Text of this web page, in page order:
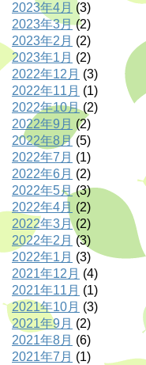
2023年4月 (3)
2023年3月(2)
2023年2月 (2)
2023年1月 (2)
2022年12月 (3)
2022年11月 (1)
2022年10月(2)
2022年9月 (2)
2022年8月(5)
2022年7月 (1)
2022年6月 (2)
2022年5月(3)
2022年4月 (2)
2022年3月 (2)
2022年2月 (3)
2022年1月 (3)
2021年12月 (4)
2021年11月 (1)
2021年10月 (3)
2021年9月 (2)
2021年8月 (6)
2021年7月 (1)